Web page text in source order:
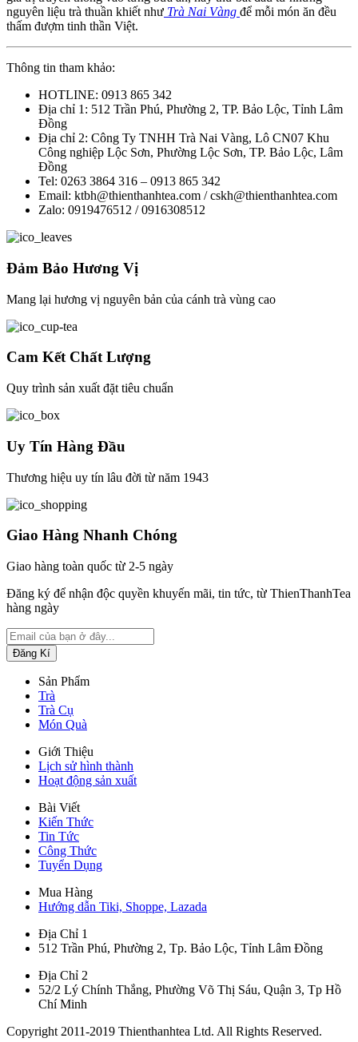
nguyên liệu trà thuần khiết như Trà Nai Vàng để mỗi món ăn đều
thấm đượm tinh thần Việt.
Thông tin tham khảo:
HOTLINE: 0913 865 342
Địa chỉ 1: 512 Trần Phú, Phường 2, TP. Bảo Lộc, Tỉnh Lâm
Đồng
Địa chỉ 2: Công Ty TNHH Trà Nai Vàng, Lô CN07 Khu
Công nghiệp Lộc Sơn, Phường Lộc Sơn, TP. Bảo Lộc, Lâm
Đồng
Tel: 0263 3864 316 – 0913 865 342
Email: ktbh@thienthanhtea.com / cskh@thienthanhtea.com
Zalo: 0919476512 / 0916308512
Đảm Bảo Hương Vị
Mang lại hương vị nguyên bản của cánh trà vùng cao
Cam Kết Chất Lượng
Quy trình sản xuất đặt tiêu chuẩn
Uy Tín Hàng Đầu
Thương hiệu uy tín lâu đời từ năm 1943
Giao Hàng Nhanh Chóng
Giao hàng toàn quốc từ 2-5 ngày
Đăng ký để nhận độc quyền khuyến mãi, tin tức, từ ThienThanhTea
hàng ngày
Sản Phẩm
Trà
Trà Cụ
Món Quà
Giới Thiệu
Lịch sử hình thành
Hoạt động sản xuất
Bài Viết
Kiến Thức
Tin Tức
Công Thức
Tuyển Dụng
Mua Hàng
Hướng dẫn Tiki, Shoppe, Lazada
Địa Chỉ 1
512 Trần Phú, Phường 2, Tp. Bảo Lộc, Tỉnh Lâm Đồng
Địa Chỉ 2
52/2 Lý Chính Thắng, Phường Võ Thị Sáu, Quận 3, Tp Hồ
Chí Minh
Copyright 2011-2019 Thienthanhtea Ltd. All Rights Reserved.